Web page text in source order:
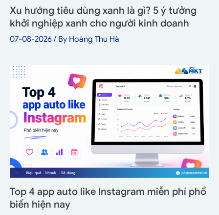
Xu hướng tiêu dùng xanh là gì? 5 ý tưởng
khởi nghiệp xanh cho người kinh doanh
07-08-2026 / By Hoàng Thu Hà
Top 4 app auto like Instagram miễn phí phổ
biến hiện nay